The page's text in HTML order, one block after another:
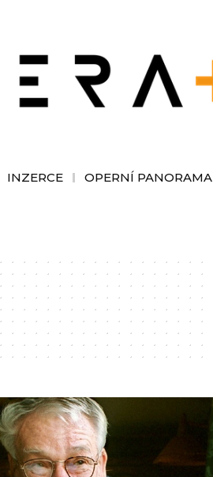
INZERCE OPERNÍ PANORAMA